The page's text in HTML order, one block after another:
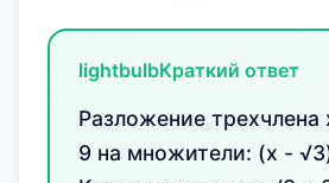
lightbulbКраткий ответ
Разложение
9 на множители: (x -